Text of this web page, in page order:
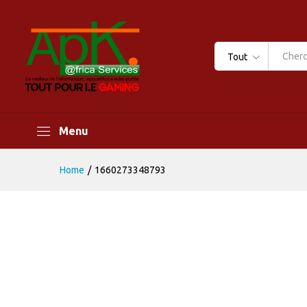
Tout
Menu
Home / 1660273348793